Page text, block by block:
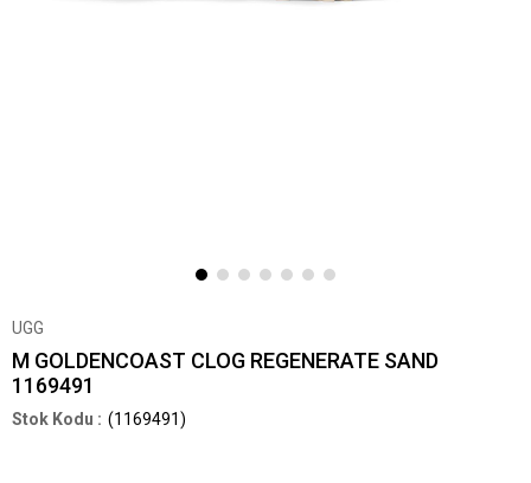
UGG
M GOLDENCOAST CLOG REGENERATE SAND
1169491
(1169491)